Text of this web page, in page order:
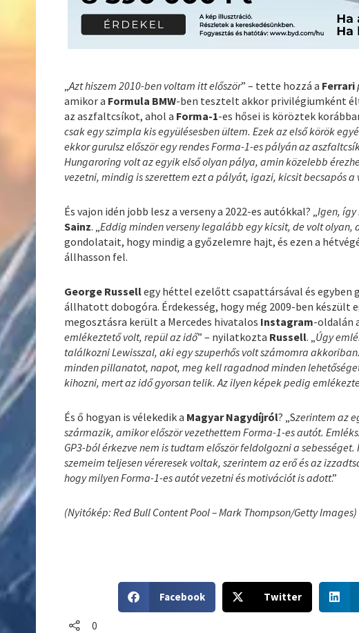
„Azt hiszem 2010-ben voltam itt először” – tette hozzá a Ferrari
amikor a Formula BMW-ben tesztelt akkor privilégiumként
az aszfaltcsíkot, ahol a Forma-1-es hősei is köröztek
csak egy szimpla kis együlésesben ültem. Ezek az első körök
ekkor gurulsz először egy rendes Forma-1-es pályán az
Hungaroring volt az egyik első olyan pálya, amin közelebb
vezetni, mindig is szerettem ezt a pályát, igazi, kicsit becsapós
És vajon idén jobb lesz a verseny a 2022-es autókkal? „Igen,
Sainz. „Eddig minden verseny legalább egy kicsit, de volt olyan,
gondolatait, hogy mindig a győzelemre hajt, és ezen a
állhasson fel.
George Russellegy héttel ezelőtt csapattársával és egyben
állhatott dobogóra. Érdekesség, hogy még 2009-ben készült
megosztásra került a Mercedes hivatalos Instagram-oldalán
emlékeztető volt, repül az idő” – nyilatkozta Russell. „ Úgy
találkozni Lewisszal, aki egy szuperhős volt számomra
minden pillanatot, napot, meg kell ragadnod minden
kihozni, mert az idő gyorsan telik. Az ilyen képek pedig
És ő hogyan is vélekedik a Magyar Nagydíjról? „Szerintem az
származik, amikor először vezethettem Forma-1-es autót.
GP3-ból érkezve nem is tudtam először feldolgozni a
szemeim teljesen véreresek voltak, szerintem az erő és az
hogy milyen Forma-1-es autót vezetni és motivációt is adott.”
(Nyitókép: Red Bull Content Pool – Mark Thompson/Getty Images)
h
Facebook
h
Twitter
h
0